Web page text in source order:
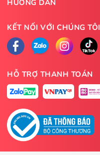
HƯỚNG DẪN
KẾT NỐI VỚI CHÚNG TÔI
HỖ TRỢ THANH TOÁN